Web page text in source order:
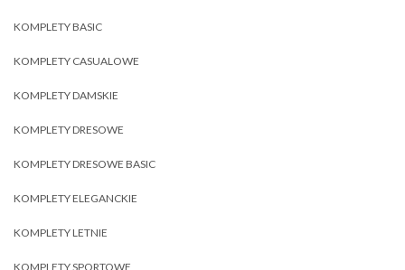
KOMPLETY BASIC
KOMPLETY CASUALOWE
KOMPLETY DAMSKIE
KOMPLETY DRESOWE
KOMPLETY DRESOWE BASIC
KOMPLETY ELEGANCKIE
KOMPLETY LETNIE
KOMPLETY SPORTOWE